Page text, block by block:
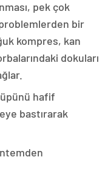
pek çok
bir
kompres, kan
dokuları
hafif
bastırarak